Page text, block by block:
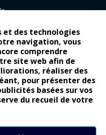
et des technologies
navigation, vous
comprendre
site web afin de
réaliser des
pour présenter des
basées sur vos
du recueil de votre
Citroën
légende